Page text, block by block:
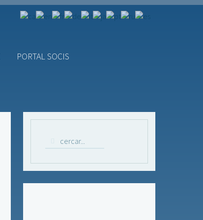
PORTAL SOCIS